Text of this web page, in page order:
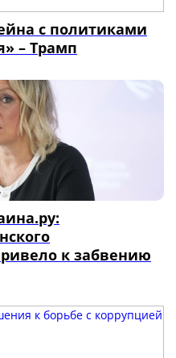
с политиками
– Трамп
к забвению